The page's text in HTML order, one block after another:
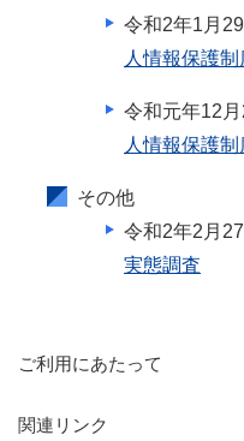
令和2年1⽉29
人情報保護
令和元年12⽉
人情報保護
その他
令和2年2⽉27
実態調査
ご利用にあたって
関連リンク